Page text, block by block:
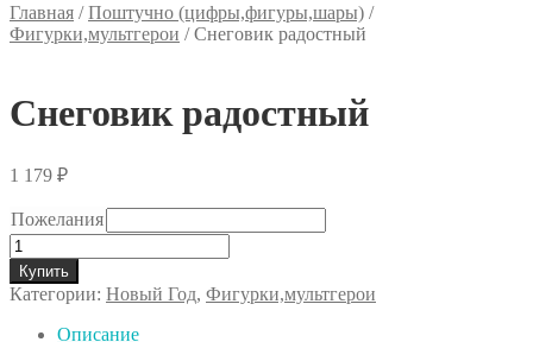
Главная /Поштучно (цифры,фигуры,шары) /
Фигурки,мультгерои /Снеговик радостный
Снеговик радостный
1 179 ₽
Пожелания
Количество
товара
Снеговик
радостный
Купить
Категории: Новый Год, Фигурки,мультгерои
Описание